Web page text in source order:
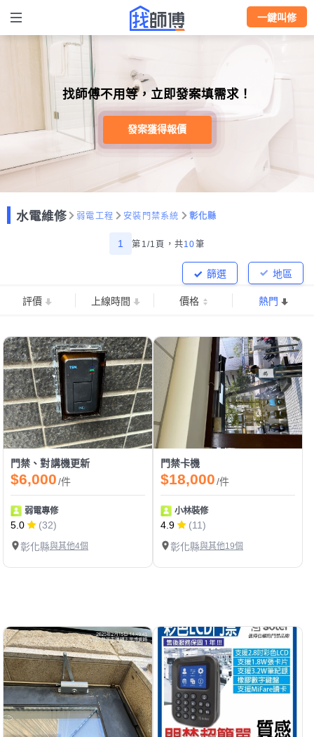
一鍵叫修
找師傅不用等，立即發案填需求！
發案獲得報價
水電維修 弱電工程 安裝門禁系統 彰化縣
1 第1/1頁， 共10筆
地區
篩選
評價 上線時間 價格 熱門
門禁、對講機更新
$6,000/件
弱電專修
5.0
(32)
彰化縣與其他4個
門禁卡機
$18,000/件
小林裝修
4.9
(11)
彰化縣與其他19個